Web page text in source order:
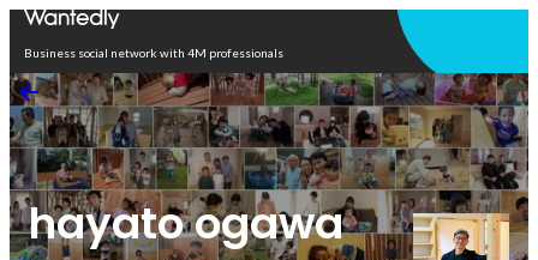
Business social network with 4M professionals
hayato ogawa